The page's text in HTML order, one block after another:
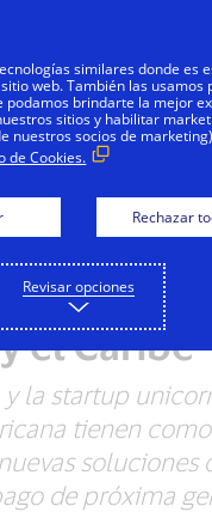
NOTAS DE PRENSA
Rappi
el
América
y el Caribe
y la startup
tienen
soluciones
de próxima
similares donde es
web. También las usamos
podamos brindarte la mejor
sitios y habilitar
nuestros socios de
de Cookies.
Rechazar
Revisar opciones